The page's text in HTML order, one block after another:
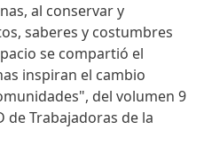
al conservar y
saberes y costumbres
se compartió el
inspiran el cambio
del volumen 9
de Trabajadoras de la